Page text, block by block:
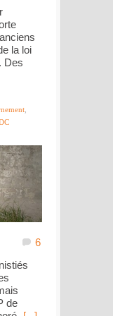
la loi
Des
6
de